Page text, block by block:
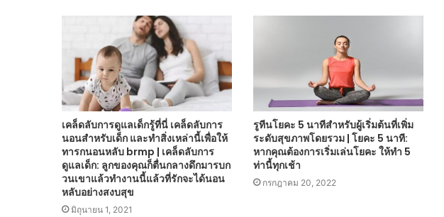
เคล็ดลับการดูแลเด็กรู้ที่นี่ เคล็ดลับการ
นอนสำหรับเด็ก และทำสิ่งเหล่านี้เพื่อให้
ทารกนอนหลับ brmp | เคล็ดลับการ
ดูแลเด็ก: ลูกของคุณก็ตื่นกลางดึกมารบก
วนเขาแล้วทำงานนี้แล้วที่รักจะได้นอน
หลับอย่างสงบสุข
มิถุนายน 1, 2021
รูทีนโยคะ 5 นาทีสำหรับผู้เริ่มต้นที่เพิ่ม
ระดับสุขภาพโดยรวม | โยคะ 5 นาที:
หากคุณต้องการเริ่มเล่นโยคะ ให้ทำ 5
ท่านี้ทุกเช้า
กรกฎาคม 20, 2022